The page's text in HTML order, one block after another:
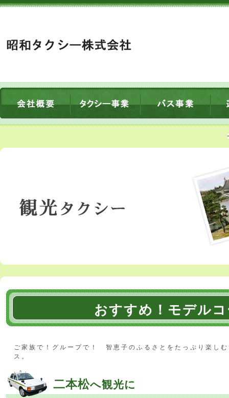
おすすめ！モデル
ご家族で！グループで！ 智恵子のふるさとをたっぷり楽し
ス。
二本松へ観光に